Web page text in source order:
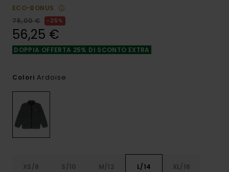
ECO-BONUS
75,00 €
25%
56,25 €
DOPPIA OFFERTA 25% DI SCONTO EXTRA
Colori Ardoise
XS/8 S/10 M/12 L/14 XL/16